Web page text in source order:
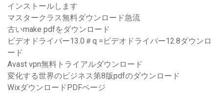
インストールします
マスタークラス無料ダウンロード急流
古いmake pdfをダウンロード
ビデオドライバー13.0＃q =ビデオドライバー12.8ダウンロ
ード
Avast vpn無料トライアルダウンロード
変化する世界のビジネス第8版pdfのダウンロード
WixダウンロードPDFページ